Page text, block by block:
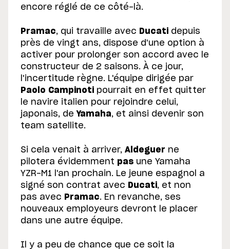
encore réglé de ce côté-là.
Pramac, qui travaille avec Ducati depuis
près de vingt ans, dispose d'une option à
activer pour prolonger son accord avec le
constructeur de 2 saisons. À ce jour,
l'incertitude règne. L'équipe dirigée par
Paolo Campinoti pourrait en effet quitter
le navire italien pour rejoindre celui,
japonais, de Yamaha, et ainsi devenir son
team satellite.
Si cela venait à arriver, Aldeguer ne
pilotera évidemment pas une Yamaha
YZR-M1 l'an prochain. Le jeune espagnol a
signé son contrat avec Ducati, et non
pas avec Pramac. En revanche, ses
nouveaux employeurs devront le placer
dans une autre équipe.
Il y a peu de chance que ce soit la